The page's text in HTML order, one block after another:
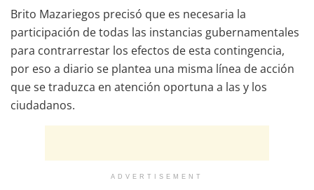
Brito Mazariegos precisó que es necesaria la
participación de todas las instancias gubernamentales
para contrarrestar los efectos de esta contingencia,
por eso a diario se plantea una misma línea de acción
que se traduzca en atención oportuna a las y los
ciudadanos.
ADVERTISEMENT